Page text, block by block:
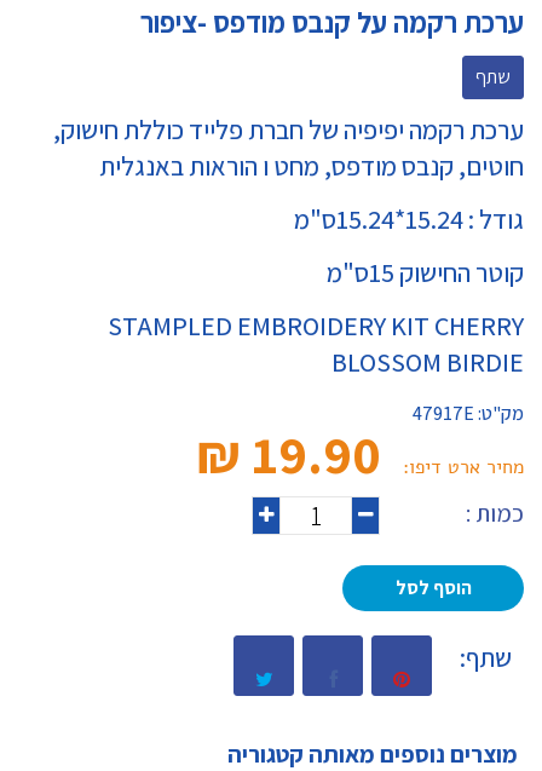
ערכת רקמה על קנבס מודפס -ציפור
שתף
ערכת רקמה יפיפיה של חברת פלייד כוללת חישוק,
חוטים, קנבס מודפס, מחט ו הוראות באנגלית
גודל : 15.24*15.24ס"מ
קוטר החישוק 15ס"מ
STAMPLED EMBROIDERY KIT CHERRY
BLOSSOM BIRDIE
מק"ט:47917E
מחיר ארט דיפו: 19.90 ₪‎
כמות :
הוסף לסל
שתף:
מוצרים נוספים מאותה קטגוריה